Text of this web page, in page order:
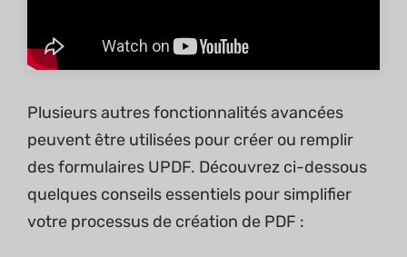
Plusieurs autres fonctionnalités avancées
peuvent être utilisées pour créer ou remplir
des formulaires UPDF. Découvrez ci-dessous
quelques conseils essentiels pour simplifier
votre processus de création de PDF :